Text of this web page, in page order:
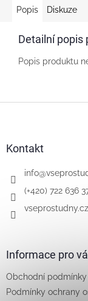
Popis Diskuze
Detailní popis
Popis produktu
Kontakt
info@
(+420) 722 636
vseprostudny.cz
Informace pro
Obchodní podmínky
Podmínky ochrany